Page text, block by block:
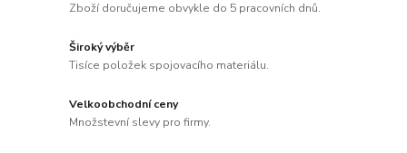
Zboží doručujeme obvykle do 5 pracovních dnů.
Široký výběr
Tisíce položek spojovacího materiálu.
Velkoobchodní ceny
Množstevní slevy pro firmy.